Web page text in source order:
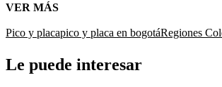
VER MÁS
Pico y placapico y placa en bogotáRegiones
Le puede interesar